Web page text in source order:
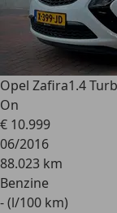
Opel Zafira1.4
On
€ 10.999
06/2016
88.023 km
Benzine
- (l/100 km)